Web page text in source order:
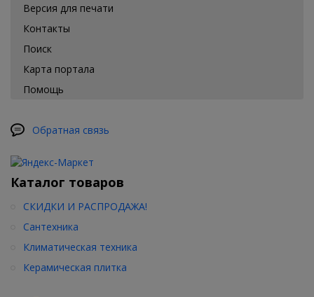
Версия для печати
Контакты
Поиск
Карта портала
Помощь
Обратная связь
Каталог товаров
СКИДКИ И РАСПРОДАЖА!
Сантехника
Климатическая техника
Керамическая плитка